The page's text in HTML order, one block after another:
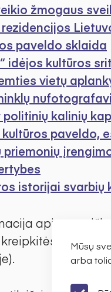
žmogaus
paveldo sklaida
idėjos kultūros
vietų
kalinių
paveldo,
istorijai
apie
į jusMūsų
arba